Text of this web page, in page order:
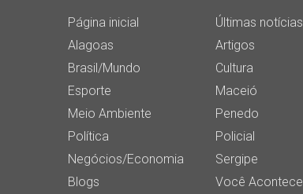
Página inicial
Últimas notícias
Alagoas
Artigos
Brasil/Mundo
Cultura
Esporte
Maceió
Meio Ambiente
Penedo
Política
Policial
Negócios/Economia
Sergipe
Blogs
Você Acontece